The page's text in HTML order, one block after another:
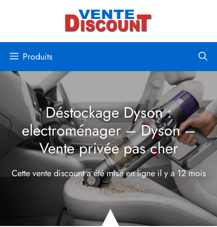
Produits
Déstockage Dyson :
electroménager – Dyson –
Vente privée pas cher
Cette vente discount a été mise en ligne il y a 12 mois